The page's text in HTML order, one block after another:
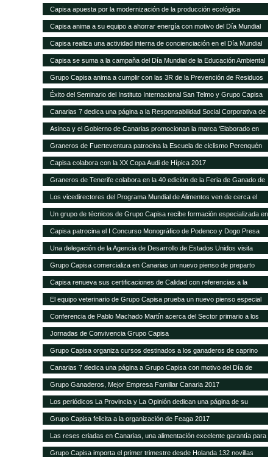
motivo del Día Internacional del Agua
Capisa apuesta por la modernización de la producción ecológica
Capisa anima a su equipo a ahorrar energía con motivo del Día Mundial
de la Energía
Capisa realiza una actividad interna de concienciación en el Día Mundial
de la Educación Ambiental
Capisa se suma a la campaña del Día Mundial de la Educación Ambiental
Grupo Capisa anima a cumplir con las 3R de la Prevención de Residuos
Éxito del Seminario del Instituto Internacional San Telmo y Grupo Capisa
destinado al sector primario, la industria agroalimentaria y la distribución
Canarias 7 dedica una página a la Responsabilidad Social Corporativa de
Grupo Capisa
Asinca y el Gobierno de Canarias promocionan la marca ‘Elaborado en
Canarias’ con una campaña en la que participa Grupo Capisa
Graneros de Fuerteventura patrocina la Escuela de ciclismo Perenquén
Macebike
Capisa colabora con la XX Copa Audi de Hípica 2017
Graneros de Tenerife colabora en la 40 edición de la Feria de Ganado de
San Benito
Los vicedirectores del Programa Mundial de Alimentos ven de cerca el
trabajo de Silos Canarios
Un grupo de técnicos de Grupo Capisa recibe formación especializada en
la Complutense
Capisa patrocina el I Concurso Monográfico de Podenco y Dogo Presa
Canario de Santa Brígida
Una delegación de la Agencia de Desarrollo de Estados Unidos visita
Silos Canarios
Grupo Capisa comercializa en Canarias un nuevo pienso de preparto
para caprino y ovino
Capisa renueva sus certificaciones de Calidad con referencias a la
“evidente mejora continua”, según el auditor
El equipo veterinario de Grupo Capisa prueba un nuevo pienso especial
para ponedoras
Conferencia de Pablo Machado Martín acerca del Sector primario a los
alumnos de Hecansa
Jornadas de Convivencia Grupo Capisa
Grupo Capisa organiza cursos destinados a los ganaderos de caprino
Canarias 7 dedica una página a Grupo Capisa con motivo del Día de
Canarias
Grupo Ganaderos, Mejor Empresa Familiar Canaria 2017
Los periódicos La Provincia y La Opinión dedican una página de su
suplemento de Sector Primario a Grupo Capisa
Grupo Capisa felicita a la organización de Feaga 2017
Las reses criadas en Canarias, una alimentación excelente garantía para
el consumidor local
Grupo Capisa importa el primer trimestre desde Holanda 132 novillas